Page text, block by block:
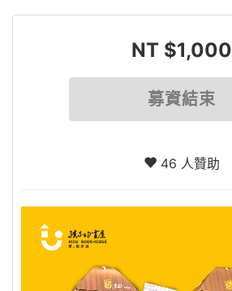
NT $1,000
募資結束
46 人贊助